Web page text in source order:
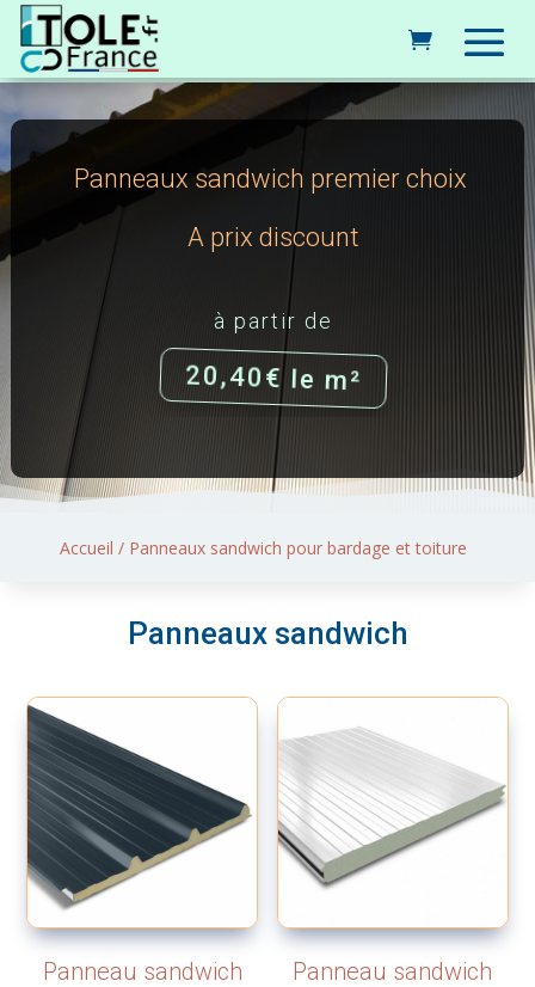
Panneaux sandwich premier choix
A prix discount
à partir de
20,40€ le m²
Accueil / Panneaux sandwich pour bardage et toiture
Panneaux sandwich
Panneau sandwich
Panneau sandwich